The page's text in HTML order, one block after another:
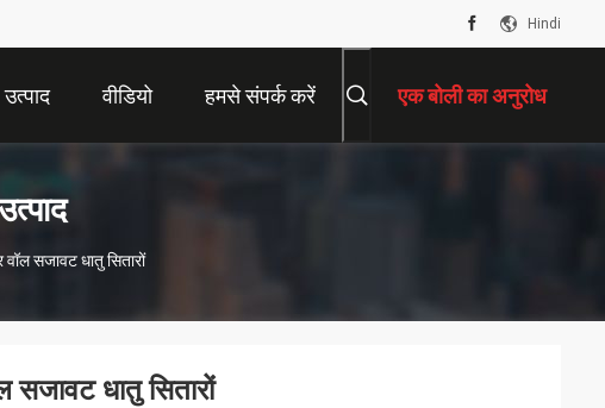
Hindi
उत्पाद वीडियो हमसे संपर्क करें एक बोली का अनुरोध
सजावट धातु सितारों
सजावट धातु सितारों